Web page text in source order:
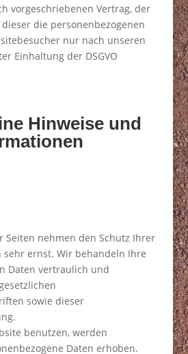
vorgeschriebenen Vertrag, der
die personenbezogenen
nur nach unseren
Einhaltung der DSGVO
Hinweise und
Seiten nehmen den Schutz Ihrer
sehr ernst. Wir behandeln Ihre
Daten vertraulich und
sowie dieser
benutzen, werden
Daten erhoben.